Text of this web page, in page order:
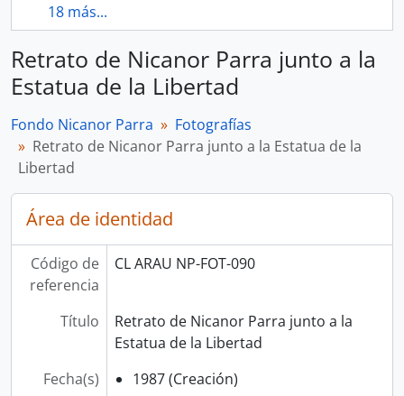
18 más...
Retrato de Nicanor Parra junto a la
Estatua de la Libertad
Fondo Nicanor Parra
Fotografías
Retrato de Nicanor Parra junto a la Estatua de la
Libertad
Área de identidad
Código de
referencia
CL ARAU NP-FOT-090
Título
Retrato de Nicanor Parra junto a la
Estatua de la Libertad
Fecha(s)
1987 (Creación)